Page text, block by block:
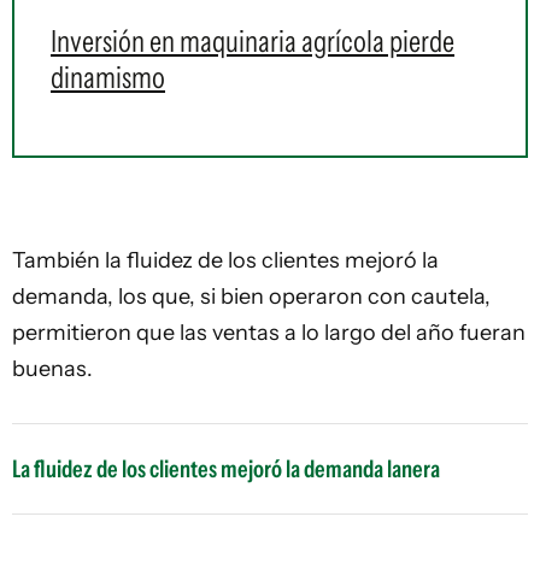
Inversión en maquinaria agrícola pierde
dinamismo
También la fluidez de los clientes mejoró la
demanda, los que, si bien operaron con cautela,
permitieron que las ventas a lo largo del año fueran
buenas.
La fluidez de los clientes mejoró la demanda lanera